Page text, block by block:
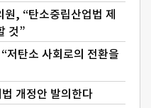
원, “탄소중립산업법 제
것”
저탄소 사회로의 전환을
개정안 발의한다